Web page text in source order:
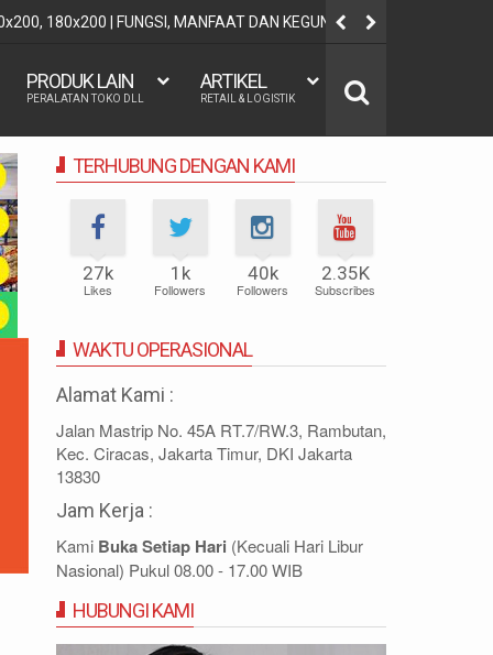
180x200 | FUNGSI, MANFAAT DAN KEGUNAAN
PRODUK LAIN
PERALATAN TOKO DLL
ARTIKEL
RETAIL & LOGISTIK
TERHUBUNG DENGAN KAMI
27k
Likes
1k
Followers
40k
Followers
2.35K
Subscribes
WAKTU OPERASIONAL
Alamat Kami :
Jalan Mastrip No. 45A RT.7/RW.3, Rambutan,
Kec. Ciracas, Jakarta Timur, DKI Jakarta
13830
Jam Kerja :
Kami Buka Setiap Hari (Kecuali Hari Libur
Nasional) Pukul 08.00 - 17.00 WIB
HUBUNGI KAMI